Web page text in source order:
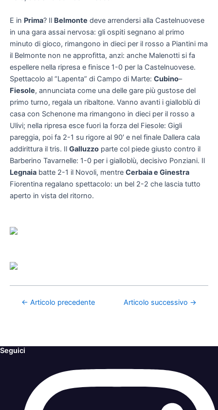
E in Prima? Il Belmonte deve arrendersi alla Castelnuovese
in una gara assai nervosa: gli ospiti segnano al primo
minuto di gioco, rimangono in dieci per il rosso a Piantini ma
il Belmonte non ne approfitta, anzi: anche Malenotti si fa
espellere nella ripresa e finisce 1-0 per la Castelnuovese.
Spettacolo al “Lapenta” di Campo di Marte: Cubino–
Fiesole, annunciata come una delle gare più gustose del
primo turno, regala un ribaltone. Vanno avanti i gialloblù di
casa con Schenone ma rimangono in dieci per il rosso a
Ulivi; nella ripresa esce fuori la forza del Fiesole: Gigli
pareggia, poi fa 2-1 su rigore al 90′ e nel finale Dallera cala
addirittura il tris. Il Galluzzo parte col piede giusto contro il
Barberino Tavarnelle: 1-0 per i gialloblù, decisivo Ponziani. Il
Legnaia batte 2-1 il Novoli, mentre Cerbaia e Ginestra
Fiorentina regalano spettacolo: un bel 2-2 che lascia tutto
aperto in vista del ritorno.
← Articolo precedente Articolo successivo →
Seguici